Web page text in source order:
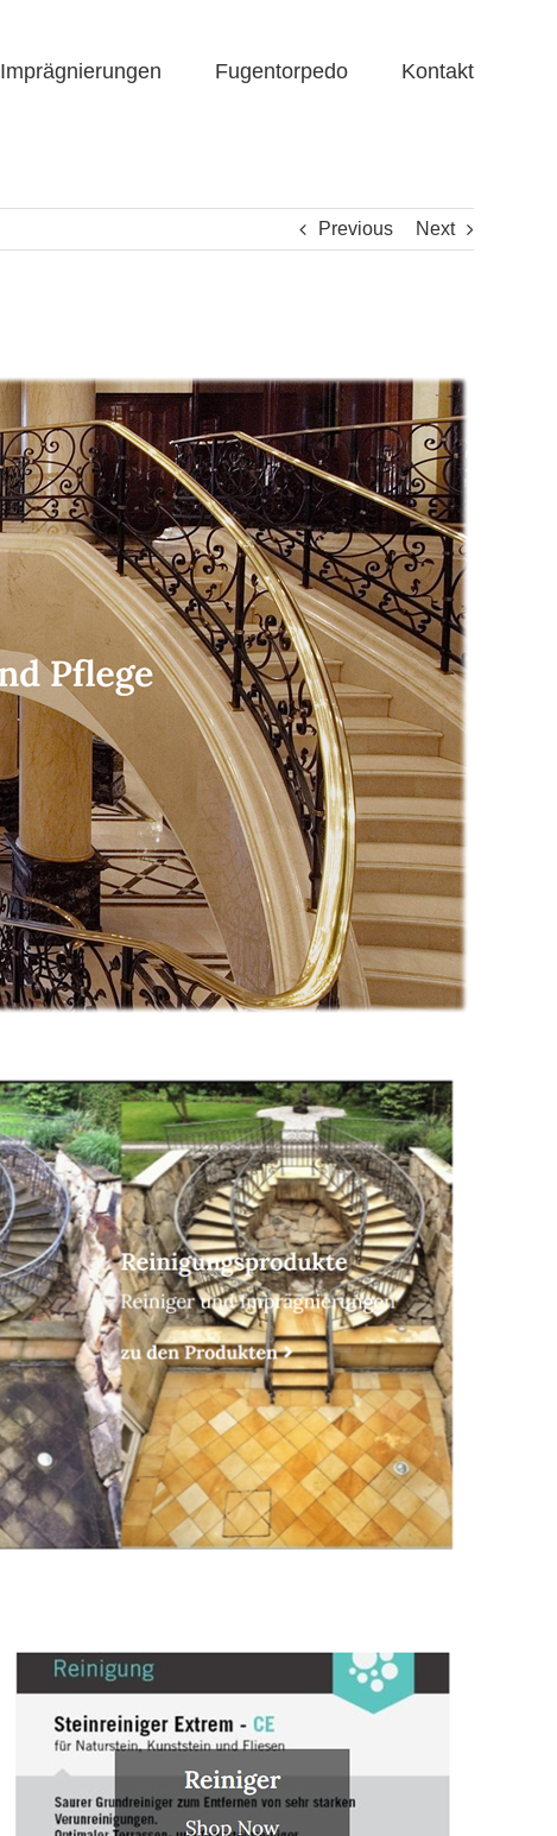
Imprägnierungen Fugentorpedo Kontakt
Previous Next